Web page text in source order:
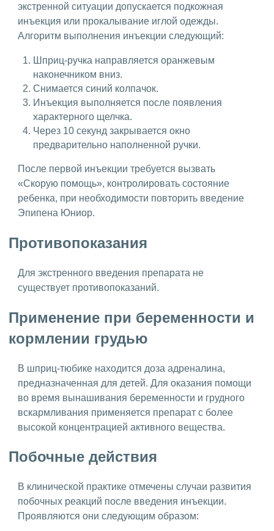
экстренной ситуации допускается подкожная
инъекция или прокалывание иглой одежды.
Алгоритм выполнения инъекции следующий:
Шприц-ручка направляется оранжевым
наконечником вниз.
Снимается синий колпачок.
Инъекция выполняется после появления
характерного щелчка.
Через 10 секунд закрывается окно
предварительно наполненной ручки.
После первой инъекции требуется вызвать
«Скорую помощь», контролировать состояние
ребенка, при необходимости повторить введение
Эпипена Юниор.
Противопоказания
Для экстренного введения препарата не
существует противопоказаний.
Применение при беременности и
кормлении грудью
В шприц-тюбике находится доза адреналина,
предназначенная для детей. Для оказания помощи
во время вынашивания беременности и грудного
вскармливания применяется препарат с более
высокой концентрацией активного вещества.
Побочные действия
В клинической практике отмечены случаи развития
побочных реакций после введения инъекции.
Проявляются они следующим образом: